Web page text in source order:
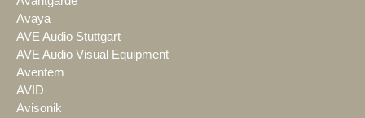
Avaya
AVE Audio Stuttgart
AVE Audio Visual Equipment
Aventem
AVID
Avisonik